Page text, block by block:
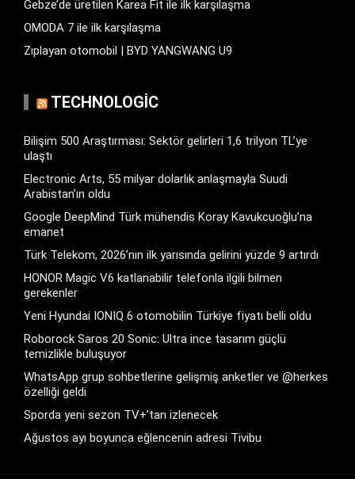
Gebze’de üretilen Karea Fit ile ilk karşılaşma
OMODA 7 ile ilk karşılaşma
Zıplayan otomobil | BYD YANGWANG U9
TECHNOLOGIC
Bilişim 500 Araştırması: Sektör gelirleri 1,6 trilyon TL’ye
ulaştı
Electronic Arts, 55 milyar dolarlık anlaşmayla Suudi
Arabistan’ın oldu
Google DeepMind Türk mühendis Koray Kavukcuoğlu’na
emanet
Türk Telekom, 2026’nın ilk yarısında gelirini yüzde 9 artırdı
HONOR Magic V6 katlanabilir telefonla ilgili bilmen
gerekenler
Yeni Hyundai IONIQ 6 otomobilin Türkiye fiyatı belli oldu
Roborock Saros 20 Sonic: Ultra ince tasarım güçlü
temizlikle buluşuyor
WhatsApp grup sohbetlerine gelişmiş anketler ve @herkes
özelliği geldi
Sporda yeni sezon TV+’tan izlenecek
Ağustos ayı boyunca eğlencenin adresi Tivibu